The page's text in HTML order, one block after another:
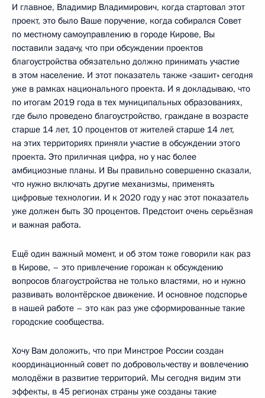
И главное, Владимир Владимирович, когда стартовал этот
проект, это было Ваше поручение, когда собирался Совет
по местному самоуправлению в городе Кирове, Вы
поставили задачу, что при обсуждении проектов
благоустройства обязательно должно принимать участие
в этом население. И этот показатель также «зашит» сегодня
уже в рамках национального проекта. И я докладываю, что
по итогам 2019 года в тех муниципальных образованиях,
где было проведено благоустройство, граждане в возрасте
старше 14 лет, 10 процентов от жителей старше 14 лет,
на этих территориях приняли участие в обсуждении этого
проекта. Это приличная цифра, но у нас более
амбициозные планы. И Вы правильно совершенно сказали,
что нужно включать другие механизмы, применять
цифровые технологии. И к 2020 году у нас этот показатель
уже должен быть 30 процентов. Предстоит очень серьёзная
и важная работа.
Ещё один важный момент, и об этом тоже говорили как раз
в Кирове, – это привлечение горожан к обсуждению
вопросов благоустройства не только властями, но и нужно
развивать волонтёрское движение. И основное подспорье
в нашей работе – это как раз уже сформированные такие
городские сообщества.
Хочу Вам доложить, что при Минстрое России создан
координационный совет по добровольчеству и вовлечению
молодёжи в развитие территорий. Мы сегодня видим эти
эффекты, в 45 регионах страны уже созданы такие